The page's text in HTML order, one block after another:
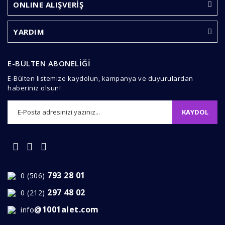
Bu ürüne benzer farklı alternatifler olmalı.
Gönder
ONLINE ALIŞVERİŞ
YARDIM
E-BÜLTEN ABONELİĞİ
E-Bülten listemize kaydolun, kampanya ve duyurulardan
haberiniz olsun!
KAYDOL
0 (506) 793 28 01
0 (212) 297 48 02
info@1001alet.com